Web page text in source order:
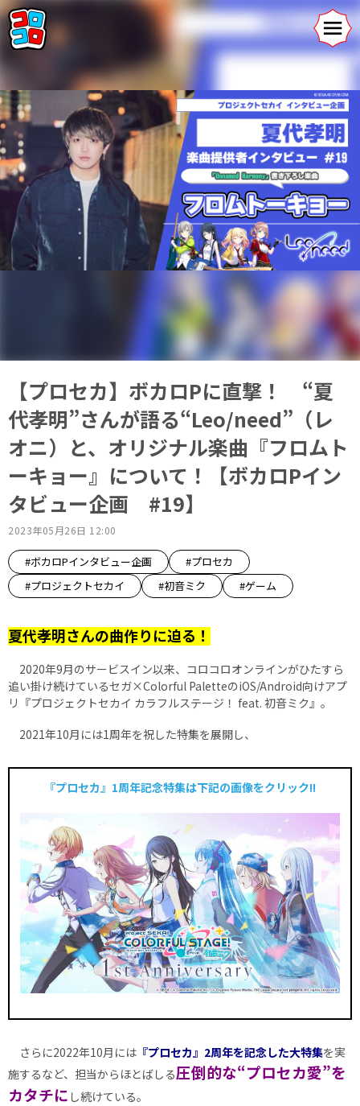
【プロセカ】ボカロPに直撃！ “夏
代孝明”さんが語る“Leo/need”（レ
オニ）と、オリジナル楽曲『フロムト
ーキョー』について！【ボカロPイン
タビュー企画 #19】
2023年05月26日 12:00
#ボカロPインタビュー企画
#プロセカ
#プロジェクトセカイ
#初音ミク #ゲーム
夏代孝明さんの曲作りに迫る！
2020年9月のサービスイン以来、コロコロオンラインがひたすら
追い掛け続けているセガ×Colorful PaletteのiOS/Android向けアプ
リ『プロジェクトセカイ カラフルステージ！ feat. 初音ミク』。
2021年10月には1周年を祝した特集を展開し、
『プロセカ』1周年記念特集は下記の画像をクリック!!
さらに2022年10月には 『プロセカ』2周年を記念した大特集を実
施するなど、担当からほとばしる圧倒的な“プロセカ愛”を
カタチに し続けている。